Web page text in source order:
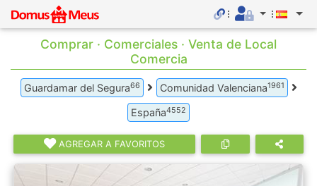
Comprar · Comerciales · Venta de Local
Comercia
Guardamar del Segura66 Comunidad Valenciana1961
España4552
AGREGAR A FAVORITOS